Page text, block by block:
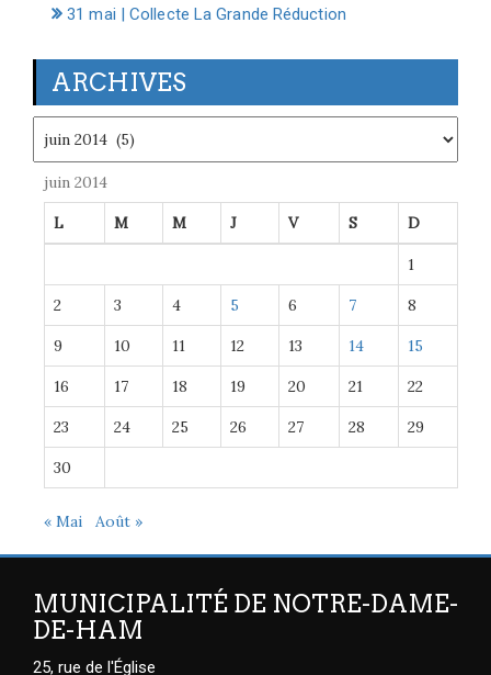
31 mai | Collecte La Grande Réduction
ARCHIVES
juin 2014
L M M J V S D
1
2 3 4 5 6 7 8
9 10 11 12 13 14 15
16 17 18 19 20 21 22
23 24 25 26 27 28 29
30
« Mai Août »
MUNICIPALITÉ DE NOTRE-DAME-
DE-HAM
25, rue de l'Église